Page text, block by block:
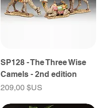
SP128 - The Three Wise
Camels - 2nd edition
Prix
209,00 $US